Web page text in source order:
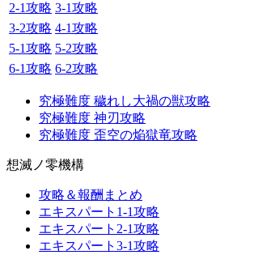
2-1攻略 3-1攻略
3-2攻略 4-1攻略
5-1攻略 5-2攻略
6-1攻略 6-2攻略
究極難度 穢れし大禍の獣攻略
究極難度 神刃攻略
究極難度 歪空の焔獄竜攻略
想滅ノ零機構
攻略＆報酬まとめ
エキスパート1-1攻略
エキスパート2-1攻略
エキスパート3-1攻略